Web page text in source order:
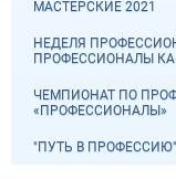
МАСТЕРСКИЕ 2021
НЕДЕЛЯ
ПРОФЕССИОНАЛЫ
ЧЕМПИОНАТ ПО
«ПРОФЕССИОНАЛЫ»
"ПУТЬ В ПРОФЕССИЮ"